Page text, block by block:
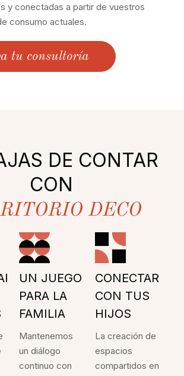
y conectadas a partir de vuestros
consumo actuales.
tu consultoría
DE CONTAR
CON
DECO
UN JUEGO
PARA LA
FAMILIA
Mantenemos
un diálogo
continuo con
CONECTAR
CON TUS
HIJOS
La creación de
espacios
compartidos en